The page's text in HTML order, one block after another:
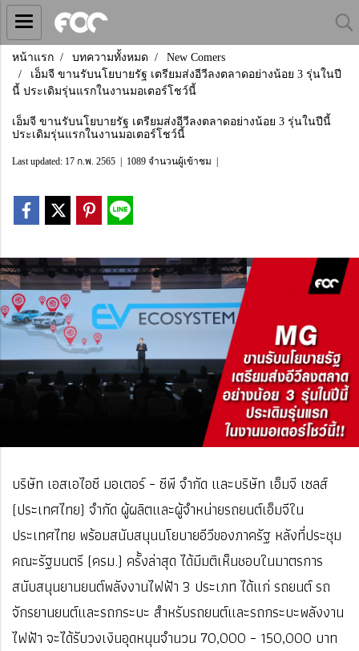
หน้าแรก บทความทั้งหมด
New Comers
เอ็มจี ขานรับนโยบายรัฐ เตรียมส่งอีวีลงตลาดอย่างน้อย 3 รุ่นในปี
นี้ ประเดิมรุ่นแรกในงานมอเตอร์โชว์นี้
เอ็มจี ขานรับนโยบายรัฐ เตรียมส่งอีวีลงตลาดอย่างน้อย 3 รุ่นในปีนี้
ประเดิมรุ่นแรกในงานมอเตอร์โชว์นี้
Last updated: 17 ก.พ. 2565 1089 จำนวนผู้เข้าชม
บริษัท เอสเอไอซี มอเตอร์ – ซีพี จำกัด และบริษัท เอ็มจี เซลส์
(ประเทศไทย) จำกัด ผู้ผลิตและผู้จำหน่ายรถยนต์เอ็มจีใน
ประเทศไทย พร้อมสนับสนุนนโยบายอีวีของภาครัฐ หลังที่ประชุม
คณะรัฐมนตรี (ครม.) ครั้งล่าสุด ได้มีมติเห็นชอบในมาตรการ
สนับสนุนยานยนต์พลังงานไฟฟ้า 3 ประเภท ได้แก่ รถยนต์ รถ
จักรยานยนต์และรถกระบะ สำหรับรถยนต์และรถกระบะพลังงาน
ไฟฟ้า จะได้รับวงเงินอุดหนุนจำนวน 70,000 – 150,000 บาท